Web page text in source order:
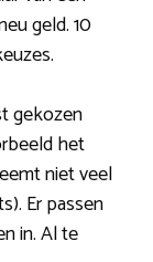
geld. 10
gekozen
het
niet veel
Er passen
in. Al te